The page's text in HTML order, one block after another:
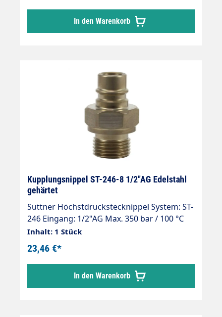
In den Warenkorb
Kupplungsnippel ST-246-8 1/2"AG Edelstahl
gehärtet
Suttner Höchstdruckstecknippel System: ST-
246 Eingang: 1/2"AG Max. 350 bar / 100 °C
DN 11 mm Material: Edelstahl gehärtet
Kompatibel zu bestehenden
Kupplungssystemen SPHN8
Inhalt: 1 Stück
23,46 €*
In den Warenkorb